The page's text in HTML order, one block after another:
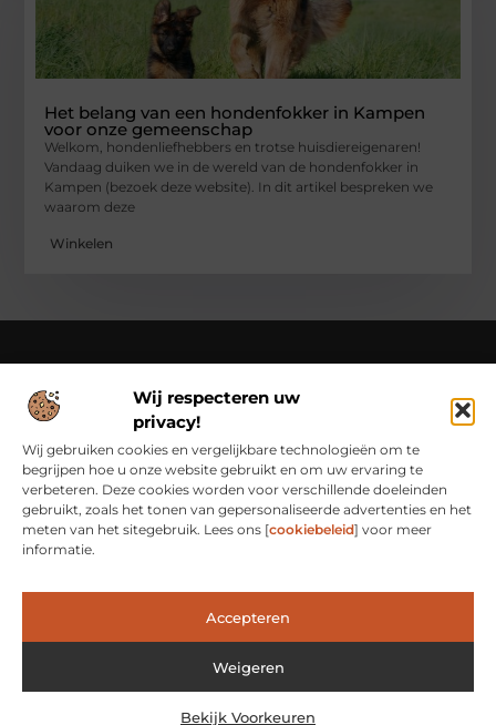
Wij respecteren uw
privacy!
Wij gebruiken cookies en vergelijkbare technologieën om te
begrijpen hoe u onze website gebruikt en om uw ervaring te
verbeteren. Deze cookies worden voor verschillende doeleinden
gebruikt, zoals het tonen van gepersonaliseerde advertenties en het
meten van het sitegebruik. Lees ons [cookiebeleid] voor meer
informatie.
Accepteren
Weigeren
Bekijk Voorkeuren
Het belang van een hondenfokker in Kampen
voor onze gemeenschap
Welkom, hondenliefhebbers en trotse huisdiereigenaren!
Vandaag duiken we in de wereld van de hondenfokker in
Kampen (bezoek deze website). In dit artikel bespreken we
waarom deze
Winkelen
Over Class Actions
Classactions.nl – Van dagelijkse inspiratie tot bijzondere
verhalen.
Verken artikelen en blogs die je informeren,
inspireren en bewust maken van alles wat er speelt in de
wereld.
Bericht categorie